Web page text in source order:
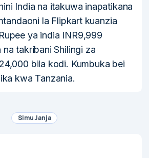
India na itakuwa inapatikana
la Flipkart kuanzia
ya india INR9,999
takribani Shilingi za
bila kodi. Kumbuka bei
kwa Tanzania.
Simu Janja